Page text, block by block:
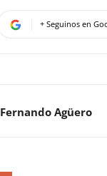
+ Seguinos en
Fernando Agüero